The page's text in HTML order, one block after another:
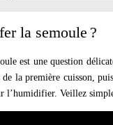
la semoule ?
est une question
la première cuisson,
l’humidifier. Veillez